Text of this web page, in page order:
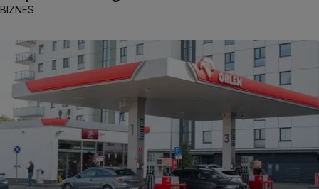
BIZNES